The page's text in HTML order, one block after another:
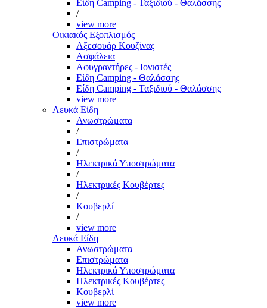
Είδη Camping - Ταξιδιού - Θαλάσσης
/
view more
Οικιακός Εξοπλισμός
Αξεσουάρ Κουζίνας
Ασφάλεια
Αφυγραντήρες - Ιονιστές
Είδη Camping - Θαλάσσης
Είδη Camping - Ταξιδιού - Θαλάσσης
view more
Λευκά Είδη
Ανωστρώματα
/
Επιστρώματα
/
Ηλεκτρικά Υποστρώματα
/
Ηλεκτρικές Κουβέρτες
/
Κουβερλί
/
view more
Λευκά Είδη
Ανωστρώματα
Επιστρώματα
Ηλεκτρικά Υποστρώματα
Ηλεκτρικές Κουβέρτες
Κουβερλί
view more